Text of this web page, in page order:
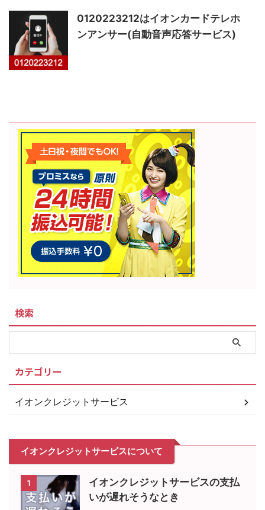
0120223212はイオンカードテレホ
ンアンサー(自動音声応答サービス)
検索
カテゴリー
イオンクレジットサービス
イオンクレジットサービスについて
1
イオンクレジットサービスの支払
いが遅れそうなとき